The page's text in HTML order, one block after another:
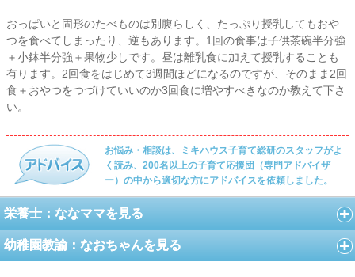
おっぱいと固形のたべものは別腹らしく、たっぷり授乳してもおや
つを食べてしまったり、逆もあります。1回の食事は子供茶碗半分強
＋小鉢半分強＋果物少しです。昼は離乳食に加えて授乳することも
有ります。2回食をはじめて3週間ほどになるのですが、そのまま2回
食＋おやつをつづけていいのか3回食に増やすべきなのか教えて下さ
い。
お悩み・相談は、ミキハウス子育て総研のスタッフがよ
く読み、200名以上の子育て応援団（専門アドバイザ
ー）の中から適切な方にアドバイスを依頼しました。
栄養士：ななママを見る
幼稚園教諭：なおちゃんを見る